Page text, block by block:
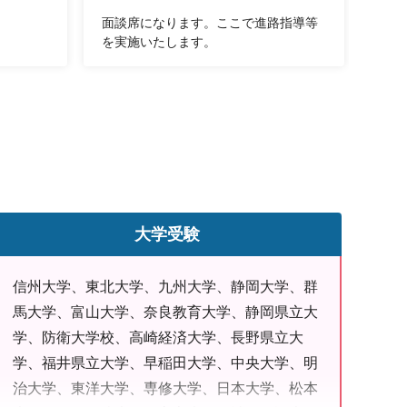
面談席になります。ここで進路指導等
を実施いたします。
大学受験
信州大学、東北大学、九州大学、静岡大学、群
馬大学、富山大学、奈良教育大学、静岡県立大
学、防衛大学校、高崎経済大学、長野県立大
学、福井県立大学、早稲田大学、中央大学、明
治大学、東洋大学、専修大学、日本大学、松本